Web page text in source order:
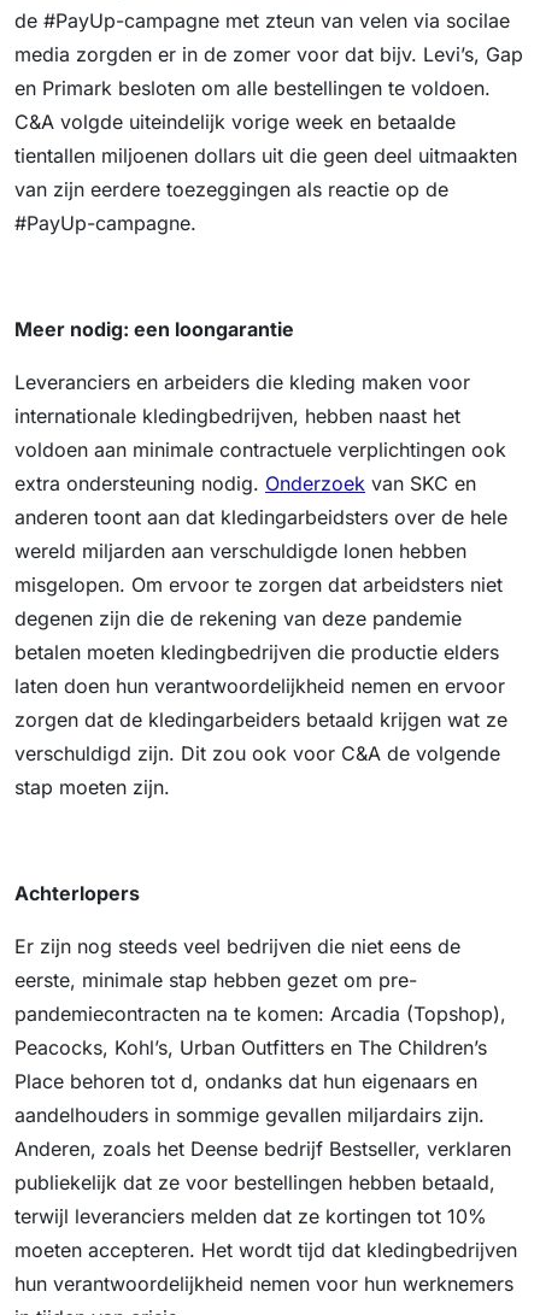
de #PayUp-campagne met zteun van velen via socilae
media zorgden er in de zomer voor dat bijv. Levi’s, Gap
en Primark besloten om alle bestellingen te voldoen.
C&A volgde uiteindelijk vorige week en betaalde
tientallen miljoenen dollars uit die geen deel uitmaakten
van zijn eerdere toezeggingen als reactie op de
#PayUp-campagne.
Meer nodig: een loongarantie
Leveranciers en arbeiders die kleding maken voor
internationale kledingbedrijven, hebben naast het
voldoen aan minimale contractuele verplichtingen ook
extra ondersteuning nodig. Onderzoek van SKC en
anderen toont aan dat kledingarbeidsters over de hele
wereld miljarden aan verschuldigde lonen hebben
misgelopen. Om ervoor te zorgen dat arbeidsters niet
degenen zijn die de rekening van deze pandemie
betalen moeten kledingbedrijven die productie elders
laten doen hun verantwoordelijkheid nemen en ervoor
zorgen dat de kledingarbeiders betaald krijgen wat ze
verschuldigd zijn. Dit zou ook voor C&A de volgende
stap moeten zijn.
Achterlopers
Er zijn nog steeds veel bedrijven die niet eens de
eerste, minimale stap hebben gezet om pre-
pandemiecontracten na te komen: Arcadia (Topshop),
Peacocks, Kohl’s, Urban Outfitters en The Children’s
Place behoren tot d, ondanks dat hun eigenaars en
aandelhouders in sommige gevallen miljardairs zijn.
Anderen, zoals het Deense bedrijf Bestseller, verklaren
publiekelijk dat ze voor bestellingen hebben betaald,
terwijl leveranciers melden dat ze kortingen tot 10%
moeten accepteren. Het wordt tijd dat kledingbedrijven
hun verantwoordelijkheid nemen voor hun werknemers